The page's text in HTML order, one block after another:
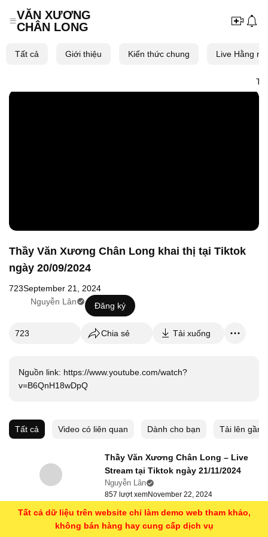
VĂN XƯƠNG
CHÂN LONG
Tất cả Giới thiệu Kiến thức chung Live Hằng
Thầy Văn Xương Chân Long khai thị tại Tiktok
ngày 20/09/2024
723September 21, 2024
Nguyễn Lân
Đăng ký
723 Chia sẻ Tải xuống
Nguồn link: https://www.youtube.com/watch?
v=B6QnH18wDpQ
Tất cả Video có liên quan Dành cho bạn Tải lên gần
Thầy Văn Xương Chân Long – Live
Stream tại Tiktok ngày 21/11/2024
Nguyễn Lân
857 lượt xemNovember 22, 2024
Thầy Văn Xương Chân Long khai thị
tại Tiktok ngày 22/09/2024
Tất cả dữ liệu trên website chỉ làm demo web tham khảo,
không bán hàng hay cung cấp dịch vụ